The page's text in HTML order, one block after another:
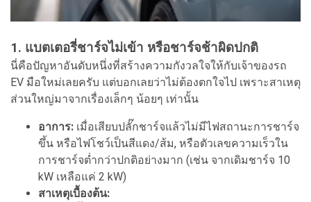
1. แบตเตอรี่ชาร์จไม่เข้า หรือชาร์จช้าผิดปกติ
นี่คือปัญหาอันดับหนึ่งที่สร้างความกังวลใจให้กับเจ้าของรถ
EV มือใหม่เลยครับ แต่บอกเลยว่าไม่ต้องตกใจไป เพราะสาเหตุ
ส่วนใหญ่มาจากเรื่องเล็กๆ น้อยๆ เท่านั้น
อาการ: เมื่อเสียบปลั๊กชาร์จแล้วไม่มีไฟสถานะการชาร์จ
ขึ้น หรือไฟโชว์เป็นสีแดง/ส้ม, หรือตัวเลขความเร็วใน
การชาร์จต่ำกว่าปกติอย่างมาก (เช่น จากเดิมชาร์จ 10
kW เหลือแค่ 2 kW)
สาเหตุเบื้องต้น: